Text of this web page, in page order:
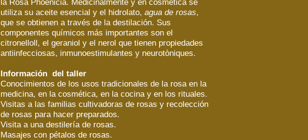
la Rosa Phoenicia. Medicinalmente y en cosmética se
utiliza su aceite esencial y el hidrolato, agua de rosas,
que se obtienen a través de la destilación. Sus
componentes químicos más importantes son el
citronelloll, el geraniol y el nerol que tienen propiedades
antiinfecciosas, inmunoestimulantes y neurotòniques.
Información del taller
Conocimientos de los usos tradicionales de la rosa en la
medicina, en la cosmética, en la cocina y en los rituales.
Visitas a las familias cultivadoras de rosas y recolección
de rosas para hacer preparados.
Visita a una destilería de rosas.
Masajes con pétalos de rosas.